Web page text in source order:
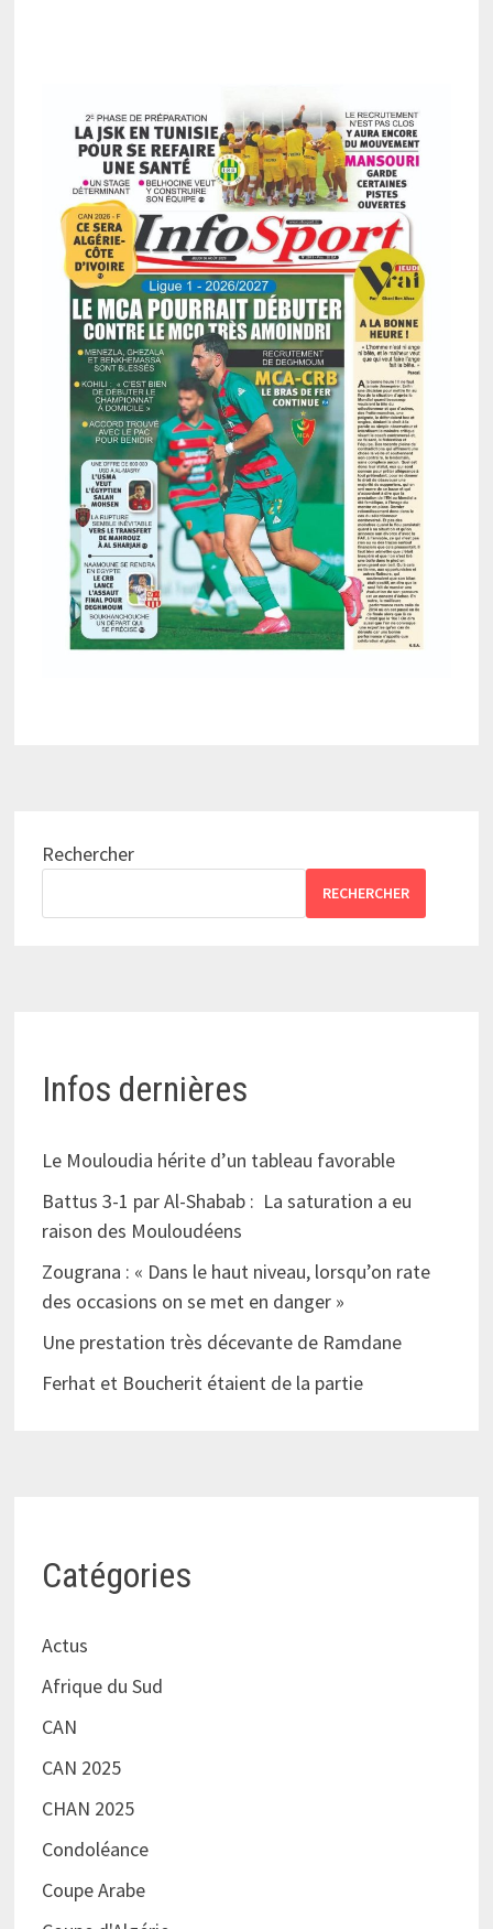
Rechercher
RECHERCHER
Infos dernières
Le Mouloudia hérite d’un tableau favorable
Battus 3-1 par Al-Shabab : La saturation a eu
raison des Mouloudéens
Zougrana : « Dans le haut niveau, lorsqu’on rate
des occasions on se met en danger »
Une prestation très décevante de Ramdane
Ferhat et Boucherit étaient de la partie
Catégories
Actus
Afrique du Sud
CAN
CAN 2025
CHAN 2025
Condoléance
Coupe Arabe